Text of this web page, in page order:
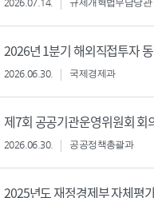
2026.07.14. 규제개혁법무담당관
2026년 1분기 해외직접투자
2026.06.30. 국제경제과
제7회 공공기관운영위원회 회
2026.06.30. 공공정책총괄과
2025년도 재정경제부 자체평